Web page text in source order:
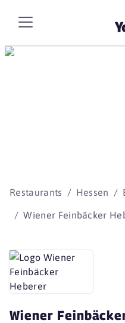
Restaurants Hessen
Wiener Feinbäcker
Wiener